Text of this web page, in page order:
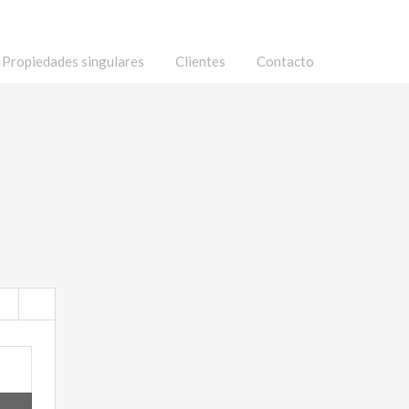
Propiedades singulares Clientes Contacto